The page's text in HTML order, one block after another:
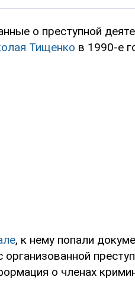
о преступной
Тищенко в 1990-е
, к нему попали
о членах